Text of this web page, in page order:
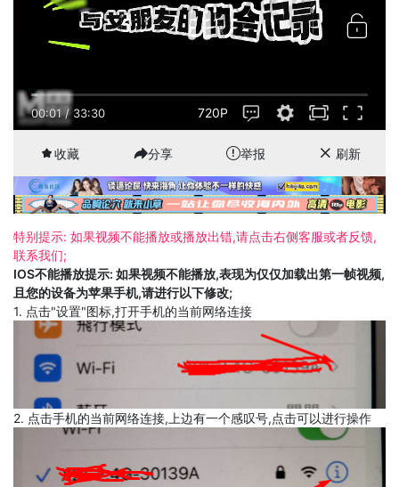
00:01/33:30 720P
收藏 分享 举报 刷新
特别提示: 如果视频不能播放或播放出错,请点击右侧客服或者反馈,
联系我们;
IOS不能播放提示: 如果视频不能播放,表现为仅仅加载出第一帧视频,
且您的设备为苹果手机,请进行以下修改;
1. 点击"设置"图标,打开手机的当前网络连接
2. 点击手机的当前网络连接,上边有一个感叹号,点击可以进行操作